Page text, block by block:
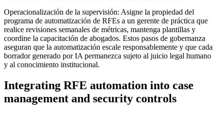
Operacionalización de la supervisión: Asigne la propiedad del
programa de automatización de RFEs a un gerente de práctica que
realice revisiones semanales de métricas, mantenga plantillas y
coordine la capacitación de abogados. Estos pasos de gobernanza
aseguran que la automatización escale responsablemente y que cada
borrador generado por IA permanezca sujeto al juicio legal humano
y al conocimiento institucional.
Integrating RFE automation into case
management and security controls